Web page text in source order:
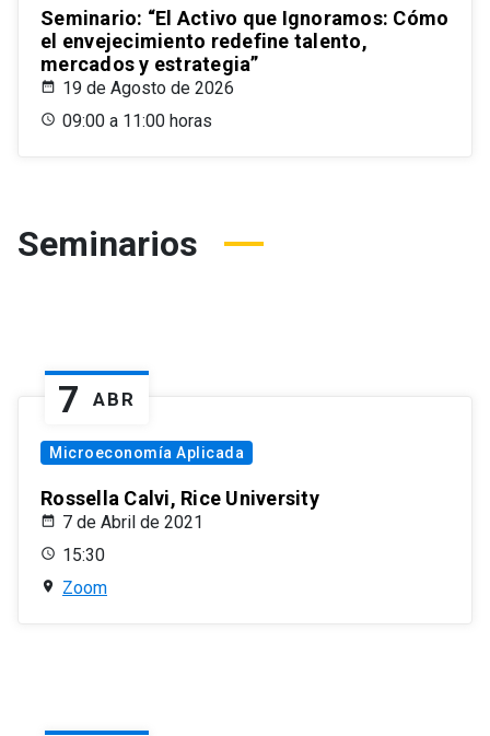
Seminario: “El Activo que Ignoramos: Cómo
el envejecimiento redefine talento,
mercados y estrategia”
19 de Agosto de 2026
09:00 a 11:00 horas
Seminarios
7 ABR
Microeconomía Aplicada
Rossella Calvi, Rice University
7 de Abril de 2021
15:30
Zoom